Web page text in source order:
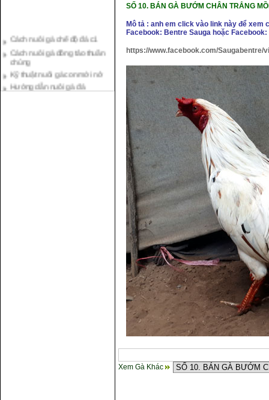
Cách nuôi gà đông tảo thuần
chủng
Kỹ thuật nuôi gà con mới nở
Hướng dẫn nuôi gà đá
Tại sao bạn cần biết cách nuôi
SỐ 10.BÁN GÀ BƯỚM CHÂN TRẮNG
Mô tả : anh em click vào link này để
Facebook: Bentre Sauga hoặc Facebook:
https://www.facebook.com/Saugabentre/
Xem Gà Khác